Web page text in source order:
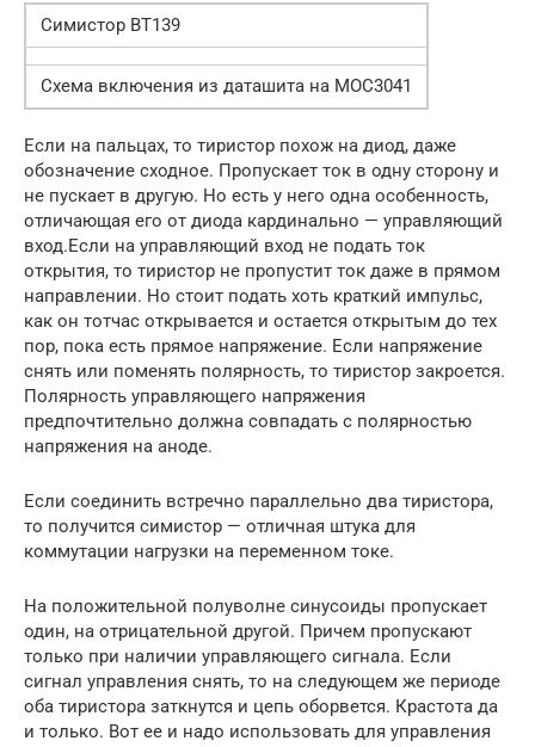
Симистор BT139
Схема включения из даташита на MOC3041
Если на пальцах, то тиристор похож на диод, даже
обозначение сходное. Пропускает ток в одну сторону и
не пускает в другую. Но есть у него одна особенность,
отличающая его от диода кардинально — управляющий
вход.Если на управляющий вход не подать ток
открытия, то тиристор не пропустит ток даже в прямом
направлении. Но стоит подать хоть краткий импульс,
как он тотчас открывается и остается открытым до тех
пор, пока есть прямое напряжение. Если напряжение
снять или поменять полярность, то тиристор закроется.
Полярность управляющего напряжения
предпочтительно должна совпадать с полярностью
напряжения на аноде.
Если соединить встречно параллельно два тиристора,
то получится симистор — отличная штука для
коммутации нагрузки на переменном токе.
На положительной полуволне синусоиды пропускает
один, на отрицательной другой. Причем пропускают
только при наличии управляющего сигнала. Если
сигнал управления снять, то на следующем же периоде
оба тиристора заткнутся и цепь оборвется. Крастота да
и только. Вот ее и надо использовать для управления